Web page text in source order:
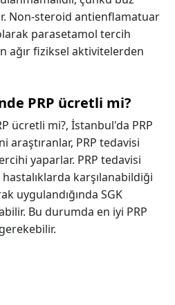
Non-steroid antienflamatuar
parasetamol tercih
ağır fiziksel aktivitelerden
PRP ücretli mi?
ücretli mi?, İstanbul'da PRP
araştıranlar, PRP tedavisi
yaparlar. PRP tedavisi
karşılanabildiği
uygulandığında SGK
Bu durumda en iyi PRP